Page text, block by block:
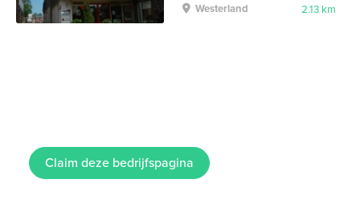
Westerland 2.13 km
Claim deze bedrijfspagina